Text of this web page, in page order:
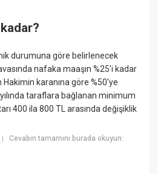
durumuna göre belirlenecek
nafaka maaşın %25'i kadar
karanına göre %50'ye
taraflara bağlanan minimum
400 ila 800 TL arasında değişiklik
|Cevabın tamamını burada okuyun: